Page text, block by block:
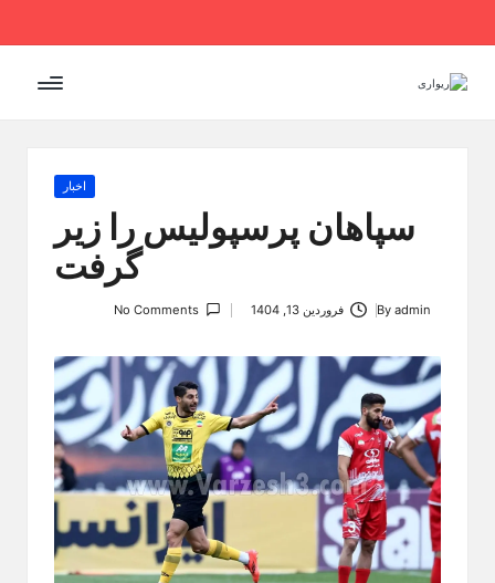
Skip
content
Posted
اخبار
سپاهان پرسپولیس را زیر
گرفت
Byadmin فروردین 13, 1404 No Comments